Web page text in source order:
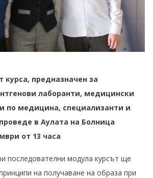
курса, предназначен за
лаборанти, медицински
по медицина, специализанти и
в Аулата на Болница
от 13 часа
последователни модула курсът ще
на получаване на образа при